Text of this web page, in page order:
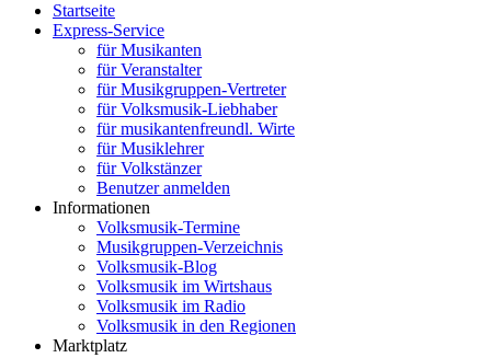
Startseite
Express-Service
für Musikanten
für Veranstalter
für Musikgruppen-Vertreter
für Volksmusik-Liebhaber
für musikantenfreundl. Wirte
für Musiklehrer
für Volkstänzer
Benutzer anmelden
Informationen
Volksmusik-Termine
Musikgruppen-Verzeichnis
Volksmusik-Blog
Volksmusik im Wirtshaus
Volksmusik im Radio
Volksmusik in den Regionen
Marktplatz